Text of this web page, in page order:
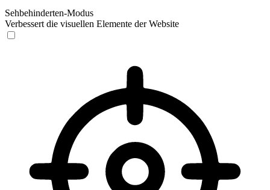
Sehbehinderten-Modus
Verbessert die visuellen Elemente der Website